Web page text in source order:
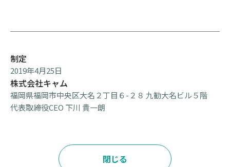
制定
2019年4月25日
株式会社キャム
福岡県福岡市中央区大名２丁目６-２８ 九勧大名ビル５階
代表取締役CEO 下川 貴一朗
閉じる